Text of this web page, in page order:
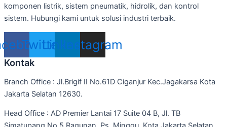
komponen listrik, sistem pneumatik, hidrolik, dan kontrol
sistem. Hubungi kami untuk solusi industri terbaik.
TwitterLinkedin
Instagram
Kontak
Branch Office : Jl.Brigif II No.61D Ciganjur Kec.Jagakarsa Kota
Jakarta Selatan 12630.
Head Office : AD Premier Lantai 17 Suite 04 B, Jl. TB